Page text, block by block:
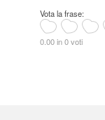
Vota la frase:
0.00 in 0 voti